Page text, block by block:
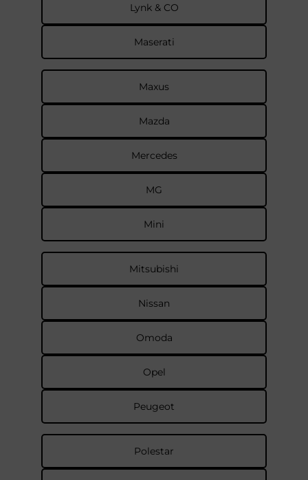
Lynk & CO
Maserati
Maxus
Mazda
Mercedes
MG
Mini
Mitsubishi
Nissan
Omoda
Opel
Peugeot
Polestar